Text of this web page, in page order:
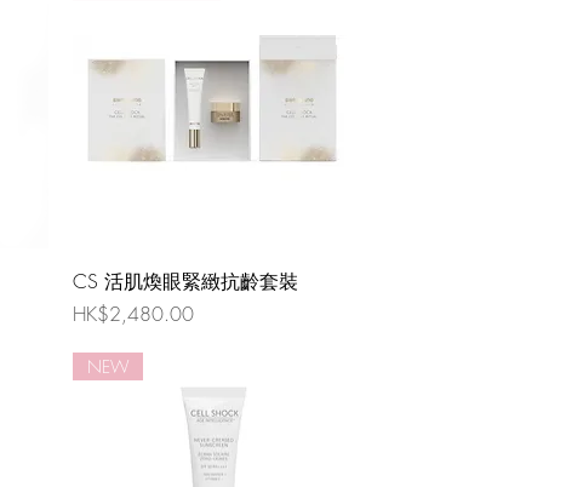
CS 活肌煥眼緊緻抗齡套裝
價格
HK$2,480.00
NEW